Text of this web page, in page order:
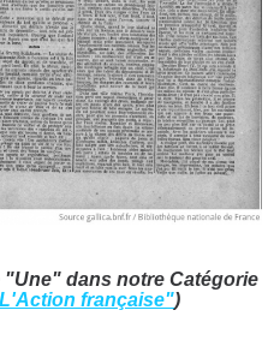
dans notre Catégorie
française")